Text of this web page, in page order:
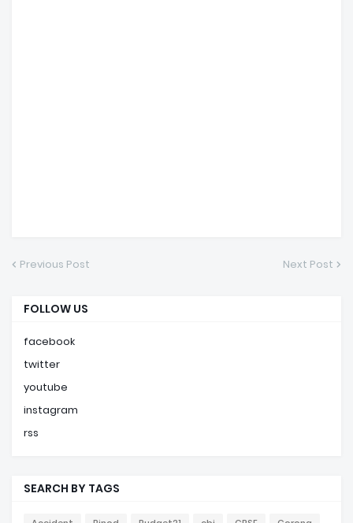
Previous Post Next Post
FOLLOW US
facebook
twitter
youtube
instagram
rss
SEARCH BY TAGS